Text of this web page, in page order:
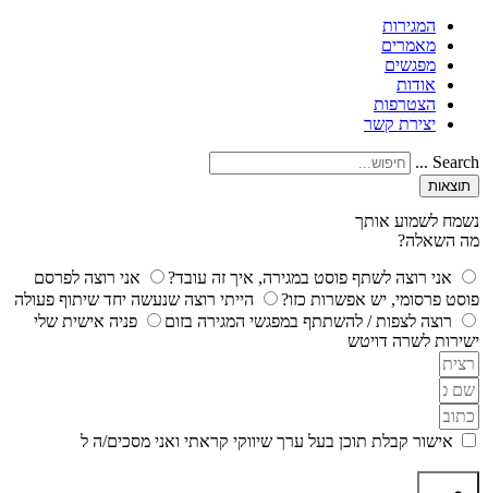
המגירות
מאמרים
מפגשים
אודות
הצטרפות
יצירת קשר
Search ...
תוצאות
נשמח לשמוע אותך
מה השאלה?
אני רוצה לשתף פוסט במגירה, איך זה עובד?
אני רוצה לפרסם
פוסט פרסומי, יש אפשרות כזו?
הייתי רוצה שנעשה יחד שיתוף פעולה
רוצה לצפות / להשתתף במפגשי המגירה בזום
פניה אישית שלי
ישירות לשרה דויטש
אישור קבלת תוכן בעל ערך שיווקי קראתי ואני מסכים/ה ל